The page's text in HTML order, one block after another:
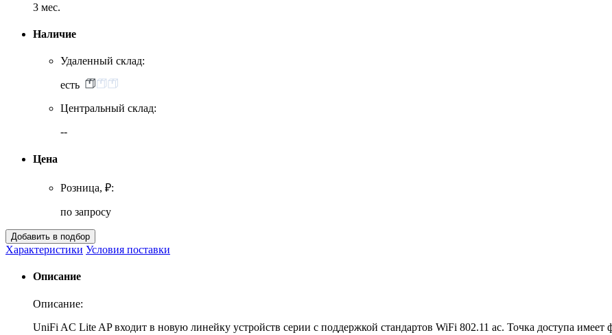
3 мес.
Наличие
Удаленный склад:
есть
Центральный склад:
--
Цена
Розница, ₽:
по запросу
Характеристики Условия поставки
Описание
Описание:
UniFi AC Lite AP входит в новую линейку устройств серии с поддержкой стандартов WiFi 802.11 ac. Точка доступа